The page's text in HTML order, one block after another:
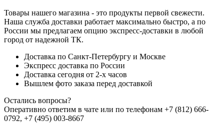
Товары нашего магазина - это продукты первой свежести.
Наша служба доставки работает максимально быстро, а по
России мы предлагаем опцию экспресс-доставки в любой
город от надежной ТК.
Доставка по Санкт-Петербургу и Москве
Экспресс доставка по России
Доставка сегодня от 2-х часов
Вышлем фото заказа перед доставкой
Остались вопросы?
Оперативно ответим в чате или по телефонам +7 (812) 666-
0792, +7 (495) 003-8667